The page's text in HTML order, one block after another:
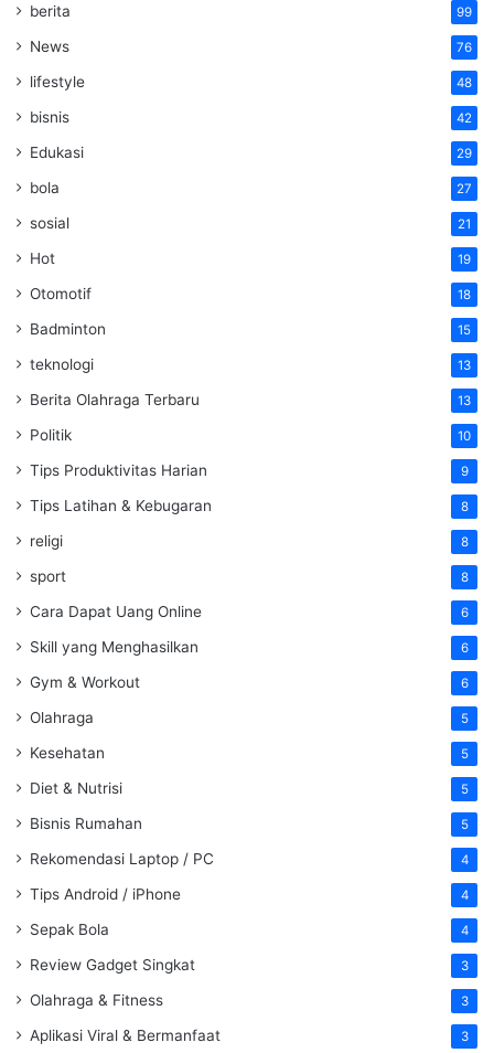
berita 99
News 76
lifestyle 48
bisnis 42
Edukasi 29
bola 27
sosial 21
Hot 19
Otomotif 18
Badminton 15
teknologi 13
Berita Olahraga Terbaru 13
Politik 10
Tips Produktivitas Harian 9
Tips Latihan & Kebugaran 8
religi 8
sport 8
Cara Dapat Uang Online 6
Skill yang Menghasilkan 6
Gym & Workout 6
Olahraga 5
Kesehatan 5
Diet & Nutrisi 5
Bisnis Rumahan 5
Rekomendasi Laptop / PC 4
Tips Android / iPhone 4
Sepak Bola 4
Review Gadget Singkat 3
Olahraga & Fitness 3
Aplikasi Viral & Bermanfaat 3